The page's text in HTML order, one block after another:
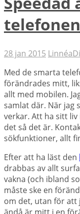
telefonen
28 jan 2015 Linnéa
Med de smarta
förändrades mitt,
allt med mobilen.
samlat där. När jag
verkar. Att ha sitt
det så det är.
sökfunktioner, allt
Efter att ha läst den
drabbas av allt
vakna (och ibland
måste ske en
om det, utan för att